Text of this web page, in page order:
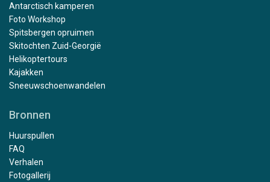
Antarctisch kamperen
Foto Workshop
Spitsbergen opruimen
Skitochten Zuid-Georgië
Helikoptertours
Kajakken
Sneeuwschoenwandelen
Bronnen
Huurspullen
FAQ
Verhalen
Fotogallerij